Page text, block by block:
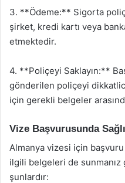
3. **Ödeme:** Sigorta
şirket, kredi kartı veya
etmektedir.
4. **Poliçeyi Saklayın:**
gönderilen poliçeyi
için gerekli belgeler
Vize Başvurusunda
Almanya vizesi için
ilgili belgeleri de
şunlardır: